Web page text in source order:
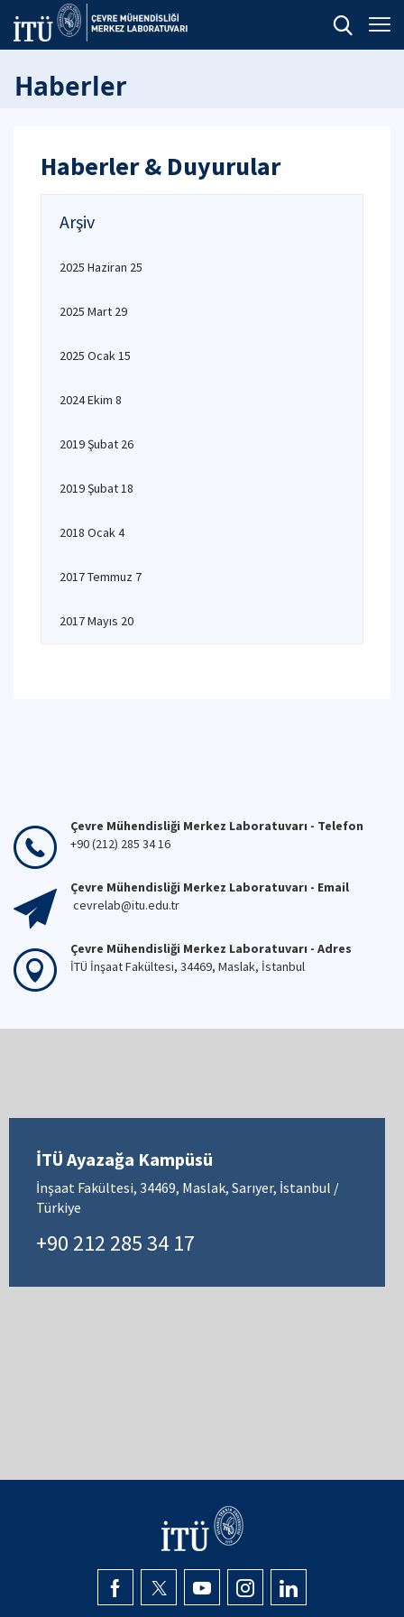
Haberler
Haberler & Duyurular
Arşiv
2025 Haziran 25
2025 Mart 29
2025 Ocak 15
2024 Ekim 8
2019 Şubat 26
2019 Şubat 18
2018 Ocak 4
2017 Temmuz 7
2017 Mayıs 20
Çevre Mühendisliği Merkez Laboratuvarı - Telefon
+90 (212) 285 34 16
Çevre Mühendisliği Merkez Laboratuvarı - Email
cevrelab@itu.edu.tr
Çevre Mühendisliği Merkez Laboratuvarı - Adres
İTÜ İnşaat Fakültesi, 34469, Maslak, İstanbul
İTÜ Ayazağa Kampüsü
İnşaat Fakültesi, 34469, Maslak, Sarıyer, İstanbul /
Türkiye
+90 212 285 34 17